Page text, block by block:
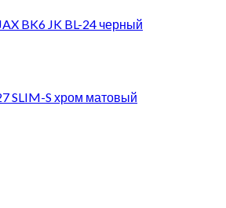
BK6 JK BL-24 черный
SLIM-S хром матовый